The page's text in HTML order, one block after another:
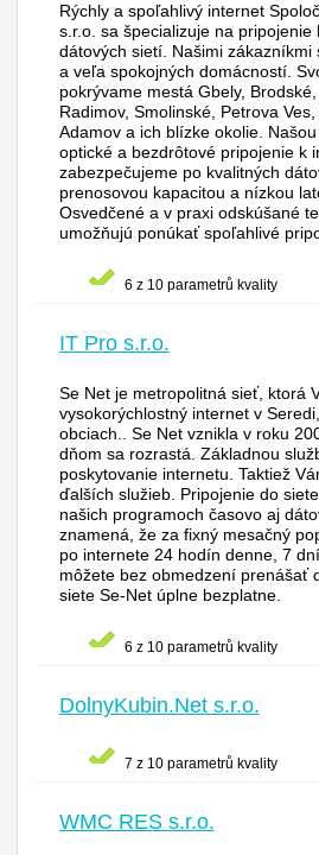
Rýchly a spoľahlivý internet
s.r.o. sa špecializuje na pripojenie
dátových sietí. Našimi zákazníkmi
a veľa spokojných domácností.
pokrývame mestá Gbely,
Radimov, Smolinské, Petrova
Adamov a ich blízke okolie.
optické a bezdrôtové pripojenie k
zabezpečujeme po kvalitných
prenosovou kapacitou a nízkou
Osvedčené a v praxi odskúšané
umožňujú ponúkať spoľahlivé
6 z 10 parametrů kvality
IT Pro s.r.o.
Se Net je metropolitná sieť, ktorá
vysokorýchlostný internet v
obciach.. Se Net vznikla v roku
dňom sa rozrastá. Základnou
poskytovanie internetu. Taktiež
ďalších služieb. Pripojenie do
našich programoch časovo aj
znamená, že za fixný mesačný
po internete 24 hodín denne, 7
môžete bez obmedzení prenášať
siete Se-Net úplne bezplatne.
6 z 10 parametrů kvality
DolnyKubin.Net s.r.o.
7 z 10 parametrů kvality
WMC RES s.r.o.